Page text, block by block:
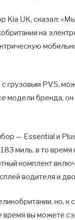
UK, сказал:
на
грузовым PV5,
модели бренда,
— Essential и
миль, в то
комплект
водителя и
но,
вы можете